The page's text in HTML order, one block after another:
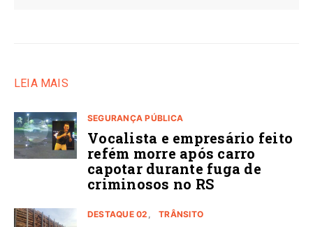
LEIA MAIS
SEGURANÇA PÚBLICA
Vocalista e empresário feito
refém morre após carro
capotar durante fuga de
criminosos no RS
DESTAQUE 02 TRÂNSITO